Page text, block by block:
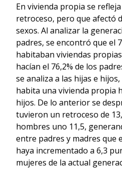
En vivienda propia se
retroceso, pero que afectó
sexos. Al analizar la
padres, se encontró que el
habitaban viviendas
hacían el 76,2% de los
se analiza a las hijas e
habita una vivienda propia
hijos. De lo anterior se
tuvieron un retroceso de
hombres uno 11,5,
entre padres y madres que
haya incrementado a 6,3
mujeres de la actual